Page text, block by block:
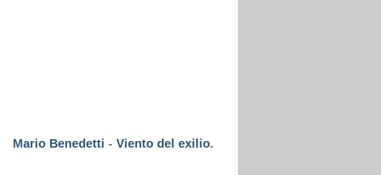
Mario Benedetti - Viento del exilio.